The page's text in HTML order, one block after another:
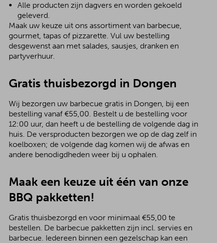
Alle producten zijn dagvers en worden gekoeld
geleverd.
Maak uw keuze uit ons assortiment van barbecue,
gourmet, tapas of pizzarette. Vul uw bestelling
desgewenst aan met salades, sausjes, dranken en
partyverhuur.
Gratis thuisbezorgd in Dongen
Wij bezorgen uw barbecue gratis in Dongen, bij een
bestelling vanaf €55,00. Bestelt u de bestelling voor
12:00 uur, dan heeft u de bestelling de volgende dag in
huis. De versproducten bezorgen we op de dag zelf in
koelboxen; de volgende dag komen wij de afwas en
andere benodigdheden weer bij u ophalen.
Maak een keuze uit één van onze
BBQ pakketten!
Gratis thuisbezorgd en voor minimaal €55,00 te
bestellen. De barbecue pakketten zijn incl. servies en
barbecue. Iedereen binnen een gezelschap kan een